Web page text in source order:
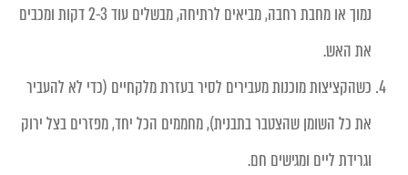
נמוך או מחבת רחבה, מביאים לרתיחה, מבשלים עוד 2-3 דקות ומכבים
את האש.
כשהקציצות מוכנות מעבירים לסיר בעזרת מלקחיים (כדי לא להעביר
את כל השומן שהצטבר בתבנית), מחממים הכל יחד, מפזרים בצל ירוק
וגרידת ליים ומגישים חם.